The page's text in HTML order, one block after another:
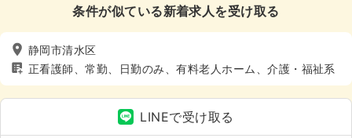
条件が似ている新着求人を受け取る
静岡市清水区
正看護師、常勤、日勤のみ、有料老人ホーム、介護・福祉系
LINEで受け取る